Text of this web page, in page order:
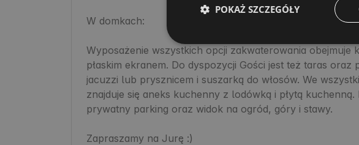
W domkach:
Wyposażenie wszystkich opcji zakwaterowania obejmuje
płaskim ekranem. Do dyspozycji Gości jest też taras oraz
jacuzzi lub prysznicem i suszarką do włosów. We
znajduje się aneks kuchenny z lodówką i płytą kuchenną.
prywatny parking oraz widok na ogród, góry i stawy.
Zapraszamy na Jurę :)
POKAŻ SZCZEGÓŁY